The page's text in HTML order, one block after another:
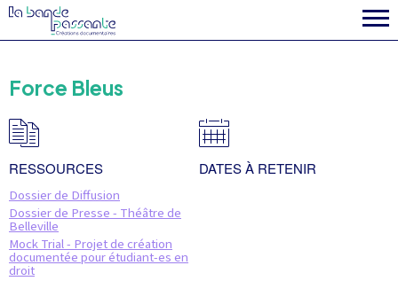
la fabrique
Force Bleus
RESSOURCES
Dossier de Diffusion
Dossier de Presse - Théâtre de
Belleville
Mock Trial - Projet de création
documentée pour étudiant-es en
droit
DATES À RETENIR